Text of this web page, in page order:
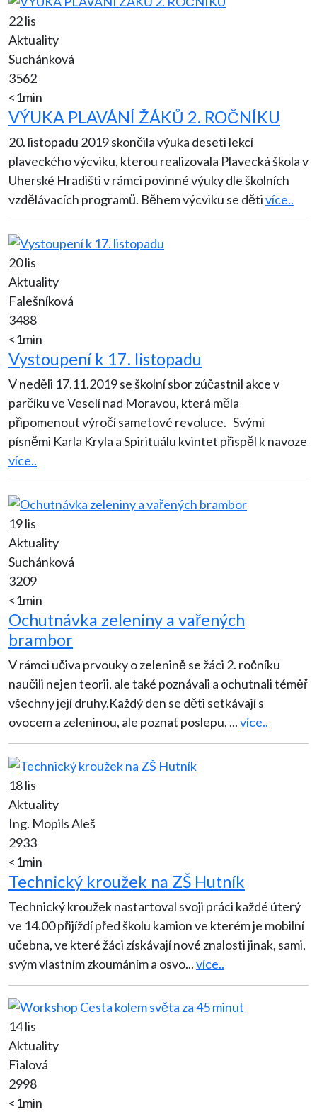
22 lis
Aktuality
Suchánková
3562
<1min
VÝUKA PLAVÁNÍ ŽÁKŮ 2. ROČNÍKU
20. listopadu 2019 skončila výuka deseti lekcí
plaveckého výcviku, kterou realizovala Plavecká škola v
Uherské Hradišti v rámci povinné výuky dle školních
vzdělávacích programů. Během výcviku se dětivíce..
20 lis
Aktuality
Falešníková
3488
<1min
Vystoupení k 17. listopadu
V neděli 17.11.2019 se školní sbor zúčastnil akce v
parčíku ve Veselí nad Moravou, která měla
připomenout výročí sametové revoluce. Svými
písněmi Karla Kryla a Spirituálu kvintet přispěl k navoze
více..
19 lis
Aktuality
Suchánková
3209
<1min
Ochutnávka zeleniny a vařených
brambor
V rámci učiva prvouky o zelenině se žáci 2. ročníku
naučili nejen teorii, ale také poznávali a ochutnali téměř
všechny její druhy.Každý den se děti setkávají s
ovocem a zeleninou, ale poznat poslepu, ...více..
18 lis
Aktuality
Ing. Mopils Aleš
2933
<1min
Technický kroužek na ZŠ Hutník
Technický kroužek nastartoval svoji práci každé úterý
ve 14.00 přijíždí před školu kamion ve kterém je mobilní
učebna, ve které žáci získávají nové znalosti jinak, sami,
svým vlastním zkoumáním a osvo...více..
14 lis
Aktuality
Fialová
2998
<1min